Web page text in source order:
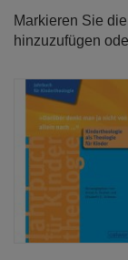
Markieren Sie
hinzuzufügen